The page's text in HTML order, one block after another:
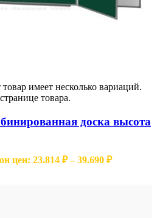
товар имеет несколько вариаций.
товара.
доска высота
цен: 23.814 ₽ – 39.690 ₽